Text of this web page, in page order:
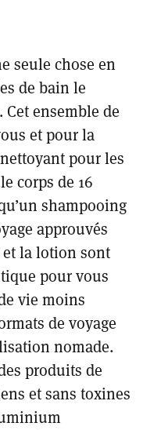
seule chose en
de bain le
ensemble de
et pour la
pour les
corps de 16
shampooing
approuvés
et la lotion sont
pour vous
vie moins
de voyage
nomade.
produits de
et sans toxines